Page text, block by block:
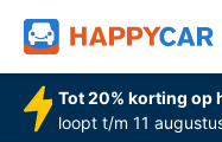
Tot 20% korting op
loopt t/m 11